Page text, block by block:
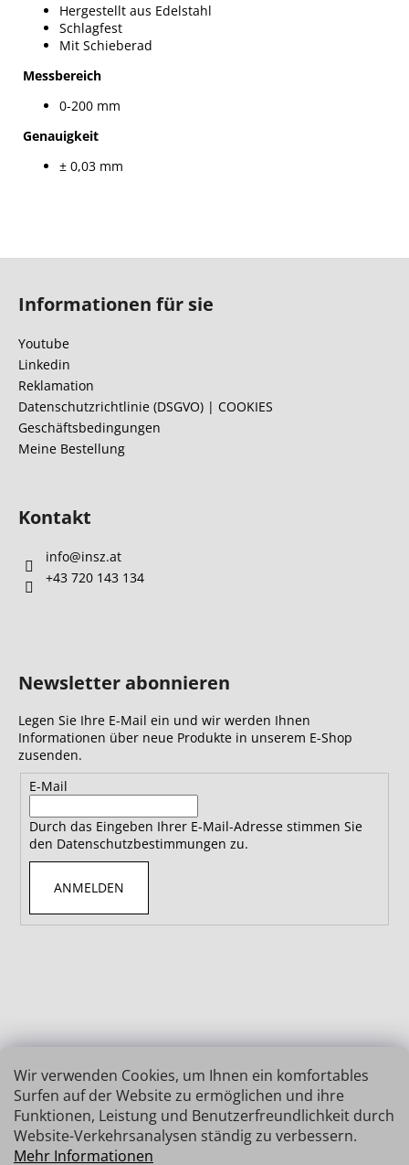
Wir verwenden Cookies, um Ihnen ein komfortables
Surfen auf der Website zu ermöglichen und ihre
Funktionen, Leistung und Benutzerfreundlichkeit durch
Website-Verkehrsanalysen ständig zu verbessern.
Mehr Informationen
Hergestellt aus Edelstahl
Schlagfest
Mit Schieberad
Messbereich
0-200 mm
Genauigkeit
± 0,03 mm
Informationen für sie
Youtube
Linkedin
Reklamation
Datenschutzrichtlinie (DSGVO) | COOKIES
Geschäftsbedingungen
Meine Bestellung
Kontakt
info@insz.at
+43 720 143 134
Newsletter abonnieren
Legen Sie Ihre E-Mail ein und wir werden Ihnen
Informationen über neue Produkte in unserem E-Shop
zusenden.
E-Mail
Durch das Eingeben Ihrer E-Mail-Adresse stimmen Sie
den Datenschutzbestimmungen zu.
ANMELDEN